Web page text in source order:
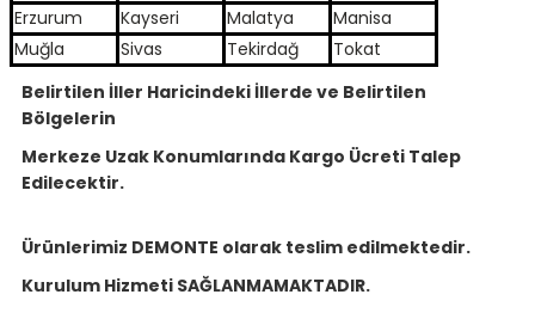
Erzurum
Kayseri Malatya
Manisa
Muğla
Sivas Tekirdağ
Tokat
Belirtilen İller Haricindeki İllerde ve Belirtilen
Bölgelerin
Merkeze Uzak Konumlarında Kargo Ücreti Talep
Edilecektir.
Ürünlerimiz DEMONTE olarak teslim edilmektedir.
Kurulum Hizmeti SAĞLANMAMAKTADIR.